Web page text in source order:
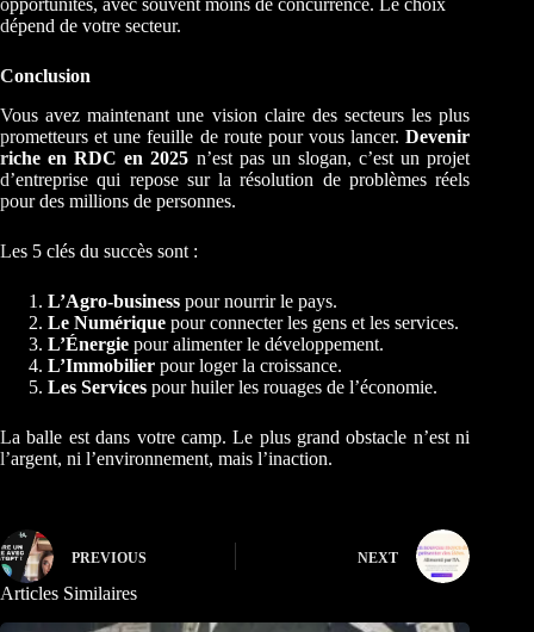
opportunités, avec souvent moins de concurrence. Le choix
dépend de votre secteur.
Conclusion
Vous avez maintenant une vision claire des secteurs les plus
prometteurs et une feuille de route pour vous lancer.Devenir
riche en RDC en 2025 n’est pas un slogan, c’est un projet
d’entreprise qui repose sur la résolution de problèmes réels
pour des millions de personnes.
Les 5 clés du succès sont :
L’Agro-business pour nourrir le pays.
Le Numérique pour connecter les gens et les services.
L’Énergie pour alimenter le développement.
L’Immobilier pour loger la croissance.
Les Services pour huiler les rouages de l’économie.
La balle est dans votre camp. Le plus grand obstacle n’est ni
l’argent, ni l’environnement, mais l’inaction.
PREVIOUS NEXT
Articles Similaires